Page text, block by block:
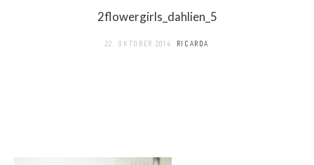
2flowergirls_dahlien_5
22. OKTOBER 2014 RICARDA